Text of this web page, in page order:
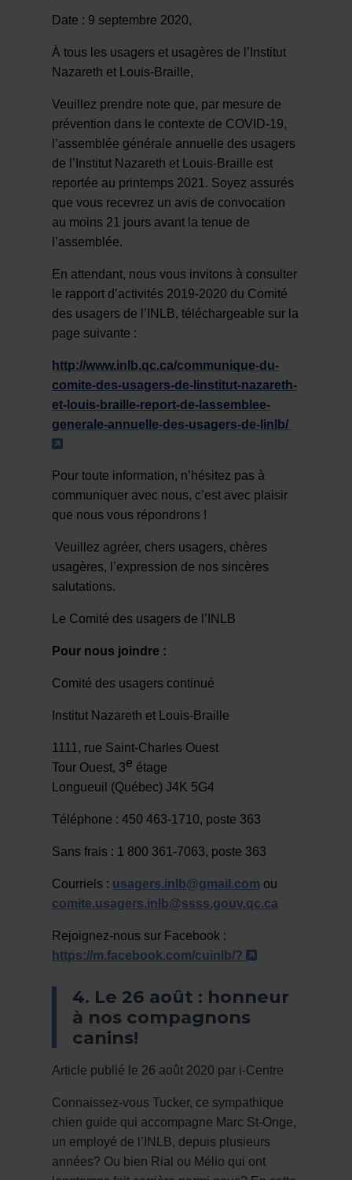
Date : 9 septembre 2020,
À tous les usagers et usagères de l’Institut
Nazareth et Louis-Braille,
Veuillez prendre note que, par mesure de
prévention dans le contexte de COVID-19,
l’assemblée générale annuelle des usagers
de l’Institut Nazareth et Louis-Braille est
reportée au printemps 2021. Soyez assurés
que vous recevrez un avis de convocation
au moins 21 jours avant la tenue de
l’assemblée.
En attendant, nous vous invitons à consulter
le rapport d’activités 2019-2020 du Comité
des usagers de l’INLB, téléchargeable sur la
page suivante :
http://www.inlb.qc.ca/communique-du-
comite-des-usagers-de-linstitut-nazareth-
et-louis-braille-report-de-lassemblee-
generale-annuelle-des-usagers-de-linlb/
- Cet hyperlien s'ouvrira dans une nouvelle
Pour toute information, n’hésitez pas à
communiquer avec nous, c’est avec plaisir
que nous vous répondrons !
Veuillez agréer, chers usagers, chères
usagères, l’expression de nos sincères
salutations.
Le Comité des usagers de l’INLB
Pour nous joindre :
Comité des usagers continué
Institut Nazareth et Louis-Braille
1111, rue Saint-Charles Ouest
Tour Ouest, 3e étage
Longueuil (Québec) J4K 5G4
Téléphone : 450 463-1710, poste 363
Sans frais : 1 800 361-7063, poste 363
Courriels : usagers.inlb@gmail.com ou
comite.usagers.inlb@ssss.gouv.qc.ca
Rejoignez-nous sur Facebook :
https://m.facebook.com/cuinlb/?
- Cet
4. Le 26 août : honneur
à nos compagnons
canins!
Article publié le 26 août 2020 par i-Centre
Connaissez-vous Tucker, ce sympathique
chien guide qui accompagne Marc St-Onge,
un employé de l’INLB, depuis plusieurs
années? Ou bien Rial ou Mélio qui ont